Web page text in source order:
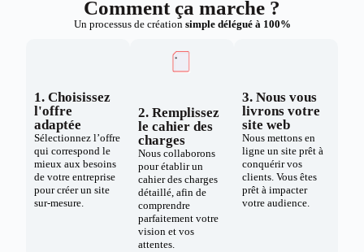
Comment ça marche ?
Un processus de création simple délégué à 100%
1. Choisissez
l'offre
adaptée
Sélectionnez l’offre
qui correspond le
mieux aux besoins
de votre entreprise
pour créer un site
sur-mesure.
2. Remplissez
le cahier des
charges
Nous collaborons
pour établir un
cahier des charges
détaillé, afin de
comprendre
parfaitement votre
vision et vos
attentes.
3. Nous vous
livrons votre
site web
Nous mettons en
ligne un site prêt à
conquérir vos
clients. Vous êtes
prêt à impacter
votre audience.